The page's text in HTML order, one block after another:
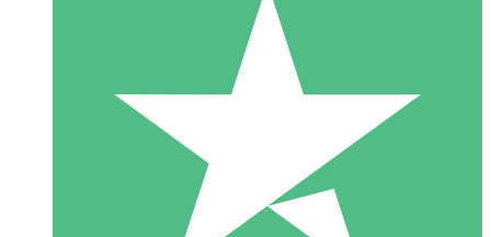
Individuelle Credit-Pakete
Zahlen Sie nach Bedarf mit Download-Credits. Keine
monatliche Verpflichtung erforderlich.
10 00